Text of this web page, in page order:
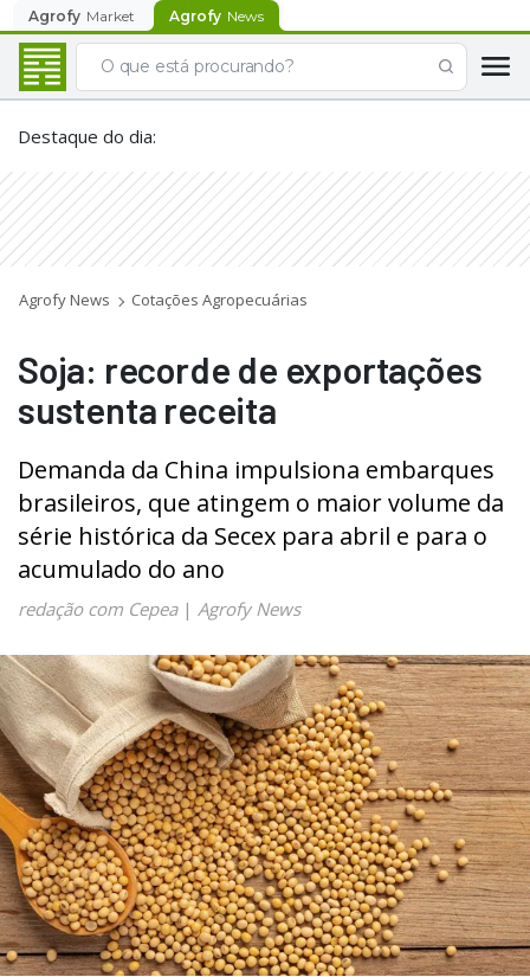
Agrofy Market Agrofy News
Destaque do dia:
Agrofy News Cotações Agropecuárias
Soja: recorde de exportações
sustenta receita
Demanda da China impulsiona embarques
brasileiros, que atingem o maior volume da
série histórica da Secex para abril e para o
acumulado do ano
redação com Cepea| Agrofy News